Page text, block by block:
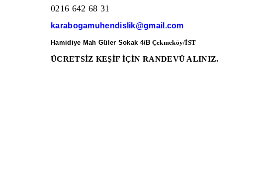
0216 642 68 31
karabogamuhendislik@gmail.com
Hamidiye Mah Güler Sokak 4/B Çekmeköy/İST
ÜCRETSİZ KEŞİF İÇİN RANDEVÜ ALINIZ.